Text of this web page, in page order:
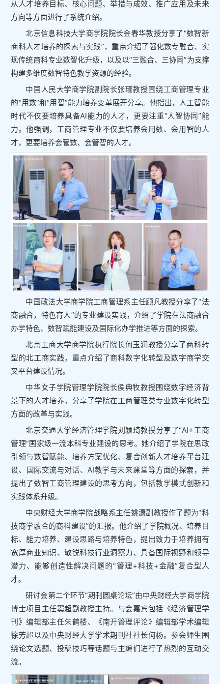
从人才培养目标、核心问题、举措与成效、推广应用及未来
方向等方面进行了系统介绍。
北京信息科技大学商学院院长金春华教授分享了“数智新
商科人才培养的探索与实践”，重点介绍了强化数专融合、实
现传统商科专业数智化升级，以及以“三融合、三协同”为支撑
构建多维度数智特色教学资源的经验。
中国人民大学商学院副院长张瑾教授围绕工商管理专业
的“用数”和“用智”能力培养变革展开分享。他指出，人工智能
时代不仅要培养具备AI能力的人才，更要注重“人智协同”能
力。他强调，工商管理专业不仅要培养会用数、会用智的人
才，更要培养会管数、会管智的人才。
中国政法大学商学院工商管理系主任顾凡教授分享了“法
商融合，特色育人”的专业建设实践，介绍了学院在法商融合
办学特色、数智赋能建设及国际化办学推进等方面的探索。
北京工商大学商学院执行院长何玉润教授分享了商科转
型的北工商实践，重点介绍了商科数字化转型及数字商学交
叉平台建设情况。
中华女子学院管理学院院长侯典牧教授围绕数字经济背
景下的人才培养，分享了学院在工商管理类专业数字化转型
方面的改革与实践。
北京交通大学经济管理学院刘颖琦教授分享了“AI+工商
管理”国家级一流本科专业建设的思考。她介绍了学院在思政
引领与数智赋能、培养方案优化、复合创新人才培养平台建
设、国际交流与对话、AI教学与未来课堂等方面的探索，并
提出了数智工商管理建设的思考方向，包括教学模式创新和
实践体系升级。
中央财经大学商学院战略系主任姚潇副教授作了题为“科
技商学融合的商科建设”的汇报。他介绍了学院概况、培养目
标、能力培养、建设思路与培养特色，提出致力于培养拥有
宽厚商业知识、敏锐科技行业洞察力、具备国际视野和领导
潜力、能够创造性解决问题的“管理+科技+金融”复合型人
才。
研讨会第二个环节“期刊圆桌论坛”由中央财经大学商学院
博士项目主任窦超副教授主持。与会嘉宾包括《经济管理学
刊》编辑部主任朱鹤楼、《南开管理评论》编辑部学术编辑
徐芳超以及中央财经大学学术期刊社社长何杨。参会师生围
绕论文选题、投稿技巧等话题与主编们进行了热烈的互动交
流。